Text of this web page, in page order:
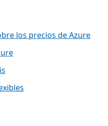
los precios de Azure